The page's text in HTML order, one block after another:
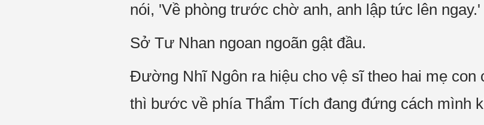
nói, 'Về phòng trước chờ anh, anh lập tức lên ngay.'
Sở Tư Nhan ngoan ngoãn gật đầu.
Đường Nhĩ Ngôn ra hiệu cho vệ sĩ theo hai mẹ con
thì bước về phía Thẩm Tích đang đứng cách mình